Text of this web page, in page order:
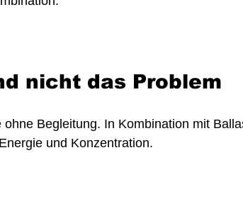
nicht das Problem
Begleitung. In Kombination mit
und Konzentration.